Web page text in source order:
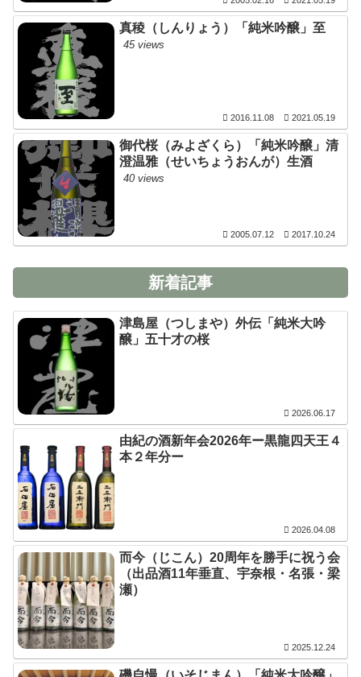
真稜（しんりょう）「純米吟醸」至
45 views
2016.11.08 2021.05.19
御代桜（みよざくら）「純米吟醸」清
澄温雅（せいちょうおんが）生酒
40 views
2005.07.12 2017.10.24
新着記事
津島屋（つしまや）外伝「純米大吟
醸」五十才の桜
2026.06.17
由紀の酒新年会2026年ー黒龍四天王４
本２年分ー
2026.04.08
而今（じこん）20周年を勝手に祝う会
（出品酒11年垂直、宇奈根・名張・梁
瀬）
2025.12.24